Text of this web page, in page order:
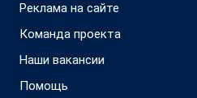
Реклама на сайте
Команда проекта
Наши вакансии
Помощь